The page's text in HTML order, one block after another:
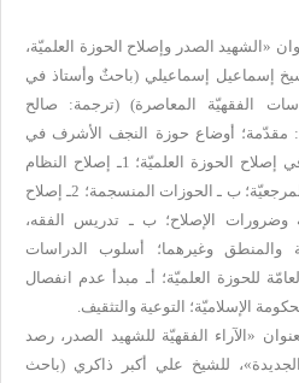
« الشهيد الصدر وإصلاح الحوزة العلميّة،
إسماعيل إسماعيلي (باحثٌ وأستاذ في
الفقهيّة المعاصرة) (ترجمة: صالح
مقدّمة؛ أوضاع حوزة النجف الأشرف في
عصر الصدر؛ آراء الشهيد الصدر في إصلاح الحوزة العلميّة؛ 1ـ إصلاح النظام
الإداريّ للحوزة العلميّة؛ أـ نظريّة المرجعيّة؛ ب ـ الحوزات المنسجمة؛ 2ـ إصلاح
وضرورات الإصلاح؛ ب ـ تدريس الفقه،
والمنطق وغيرهما؛ أسلوب الدراسات
العامّة للحوزة العلميّة؛ أـ مبدأ عدم انفصال
الإسلاميّة؛ التوعية والتثقيف.
«الآراء الفقهيّة للشهيد الصدر ، رصد
»، للشيخ علي أكبر ذاكري (باحث